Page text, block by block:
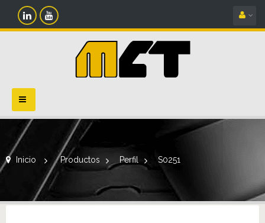
Navegación
Toggle
Inicio > Productos > Perfil > S0251